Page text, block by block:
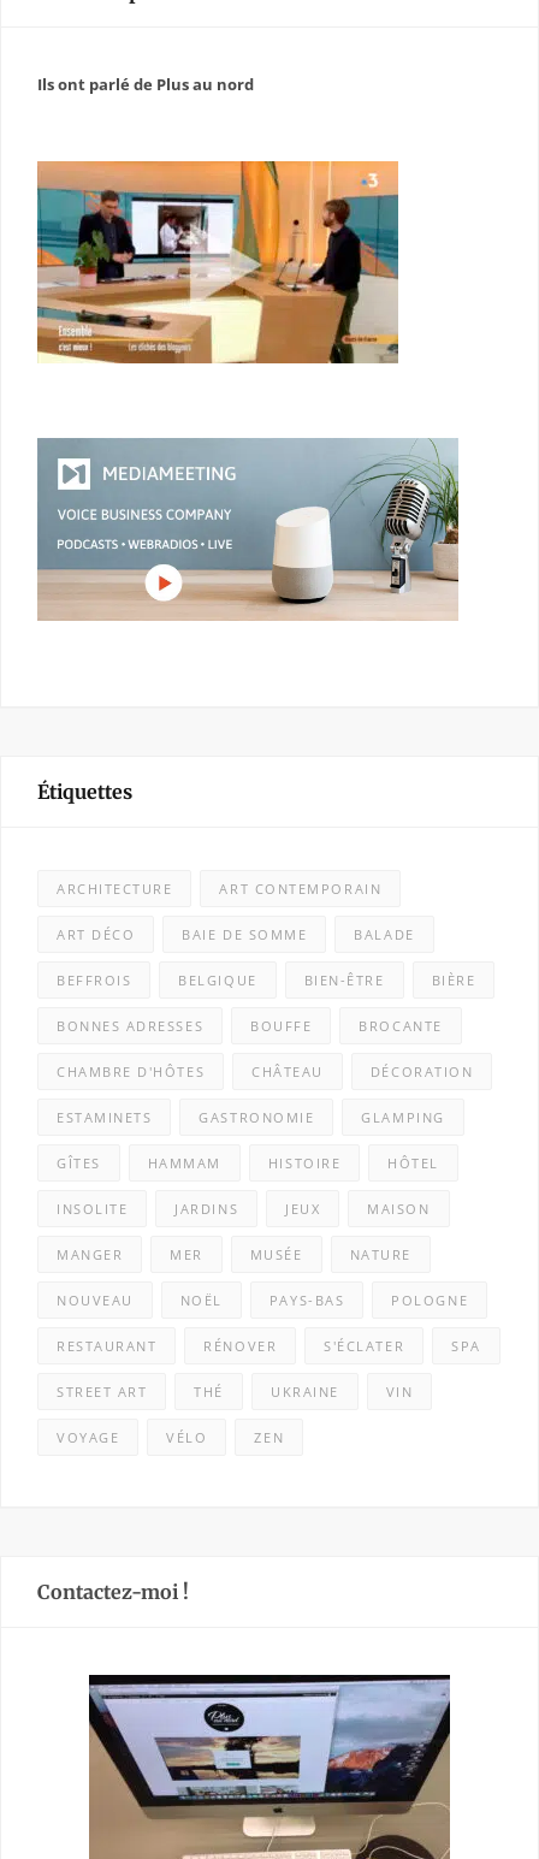
Ils ont parlé de Plus au nord
Étiquettes
ARCHITECTURE ART CONTEMPORAIN
ART DÉCO BAIE DE SOMME BALADE
BEFFROIS BELGIQUE BIEN-ÊTRE BIÈRE
BONNES ADRESSES BOUFFE BROCANTE
CHAMBRE D'HÔTES CHÂTEAU DÉCORATION
ESTAMINETS GASTRONOMIE GLAMPING
GÎTES HAMMAM HISTOIRE HÔTEL
INSOLITE JARDINS JEUX MAISON
MANGER MER MUSÉE NATURE
NOUVEAU NOËL PAYS-BAS POLOGNE
RESTAURANT RÉNOVER S'ÉCLATER SPA
STREET ART THÉ UKRAINE VIN
VOYAGE VÉLO ZEN
Contactez-moi !